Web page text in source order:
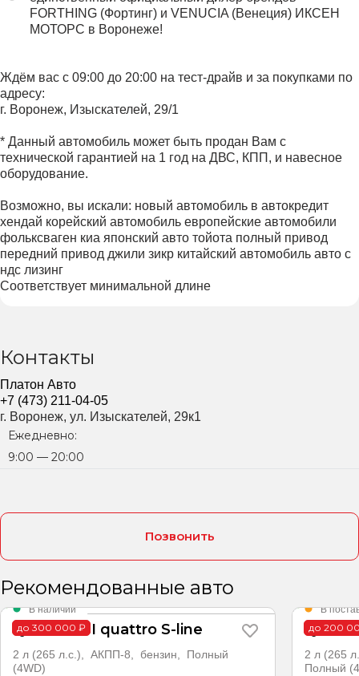
FORТHING (Фортинг) и VENUCIA (Венеция) ИКСЕН
МОТОРС в Воронеже!
Ждём вас с 09:00 до 20:00 на тест-драйв и за покупками по
адресу:
г. Воронеж, Изыскателей, 29/1
* Данный автомобиль может быть продан Вам с
технической гарантией на 1 год на ДВС, КПП, и навесное
оборудование.
Возможно, вы искали: новый автомобиль в автокредит
хендай корейский автомобиль европейские автомобили
фольксваген киа японский авто тойота полный привод
передний привод джили зикр китайский автомобиль авто с
ндс лизинг
Соответствует минимальной длине
Контакты
Платон Авто
+7 (473) 211-04-05
г. Воронеж, ул. Изыскателей, 29к1
Ежедневно:
9:00 — 20:00
Позвонить
Рекомендованные авто
до 300 000 ₽
В наличии
Q7 45 TFSI quattro S-line
2 л (265 л.с.), АКПП-8, бензин, Полный
(4WD)
до 200
В
Q6 45
2 л (265
Полный